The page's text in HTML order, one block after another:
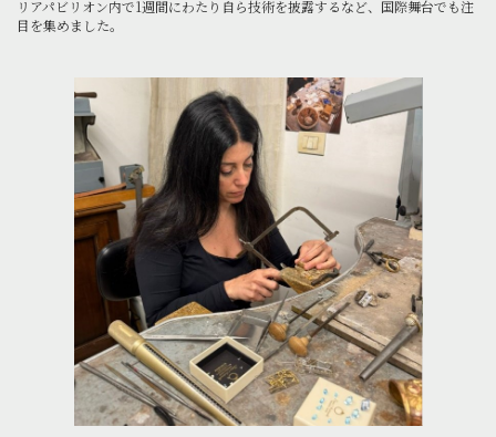
リアパビリオン内で1週間にわたり自ら技術を披露するなど、国際舞台でも注
目を集めました。